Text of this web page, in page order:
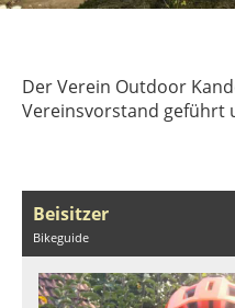
Der Verein Outdoor
Vereinsvorstand geführt
Beisitzer
Bikeguide